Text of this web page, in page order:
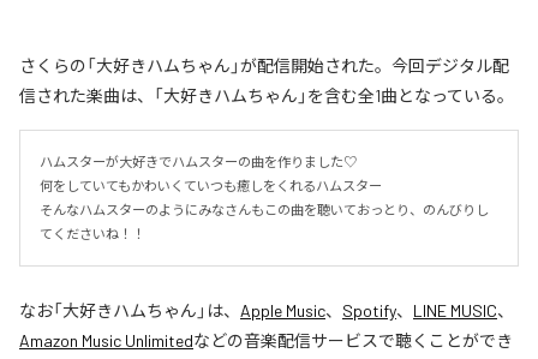
さくらの「大好きハムちゃん」が配信開始された。今回デジタル配
信された楽曲は、「大好きハムちゃん」を含む全1曲となっている。
ハムスターが大好きでハムスターの曲を作りました♡
何をしていてもかわいくていつも癒しをくれるハムスター
そんなハムスターのようにみなさんもこの曲を聴いておっとり、のんびりし
てくださいね！！
なお「大好きハムちゃん 」は、 Apple Music、 Spotify、 LINE MUSIC、
Amazon Music Unlimitedなどの音楽配信サービスで聴くことができ